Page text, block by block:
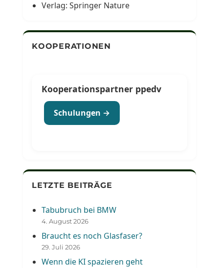
Verlag: Springer Nature
KOOPERATIONEN
Kooperationspartner ppedv
Schulungen →
LETZTE BEITRÄGE
Tabubruch bei BMW
4. August 2026
Braucht es noch Glasfaser?
29. Juli 2026
Wenn die KI spazieren geht